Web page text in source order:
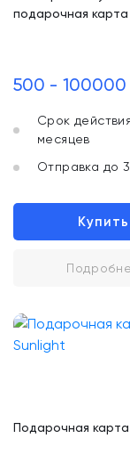
подарочная карта
500 - 100000
Срок
месяцев
Отправка до
Купить
Подарочная карта